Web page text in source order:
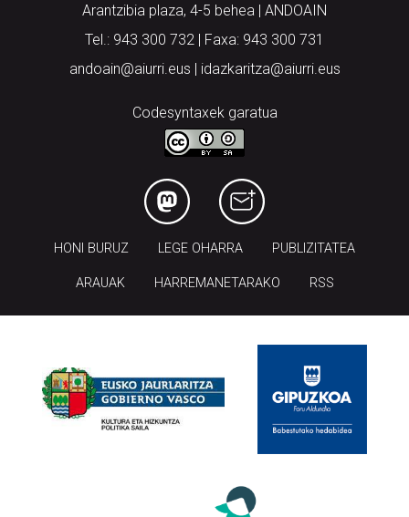
Arantzibia plaza, 4-5 behea | ANDOAIN
Tel.: 943 300 732 | Faxa: 943 300 731
andoain@aiurri.eus | idazkaritza@aiurri.eus
Codesyntaxek garatua
HONI BURUZ LEGE OHARRA PUBLIZITATEA
ARAUAK HARREMANETARAKO RSS